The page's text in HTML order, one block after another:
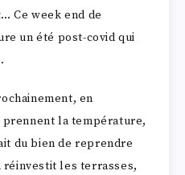
… Ce week end de
un été post-covid qui
en
la température,
du bien de reprendre
réinvestit les terrasses,